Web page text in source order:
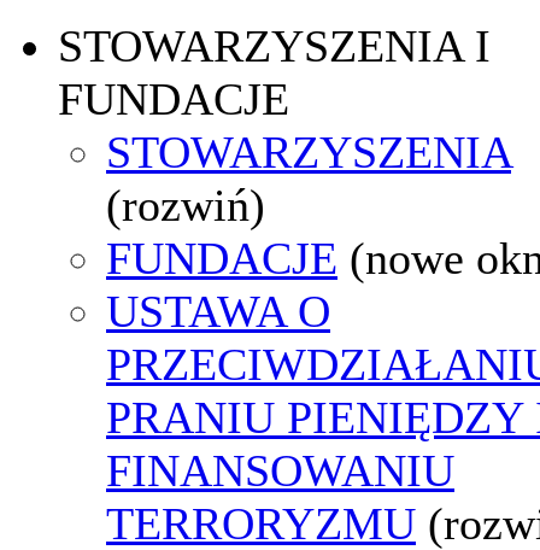
STOWARZYSZENIA I
FUNDACJE
STOWARZYSZENIA
(rozwiń)
FUNDACJE (nowe
USTAWA O
PRANIU PIENIĘDZY
FINANSOWANIU
TERRORYZMU